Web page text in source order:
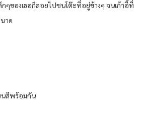
กๆของเธอก็ลอยไปชนโต๊ะที่อยู่ข้างๆ จนเก้าอี้ที่
าด
นสีพร้อมกัน